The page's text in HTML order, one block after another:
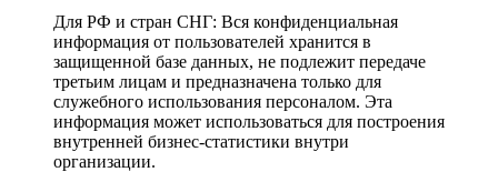
Для РФ и стран СНГ: Вся конфиденциальная
информация от пользователей хранится в
защищенной базе данных, не подлежит передаче
третьим лицам и предназначена только для
служебного использования персоналом. Эта
информация может использоваться для построения
внутренней бизнес-статистики внутри
организации.